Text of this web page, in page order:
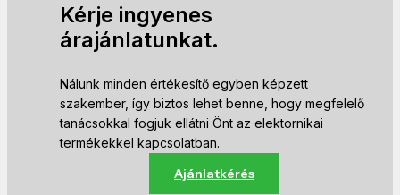
Kérje ingyenes
árajánlatunkat.
Nálunk minden értékesítő egyben képzett
szakember, így biztos lehet benne, hogy megfelelő
tanácsokkal fogjuk ellátni Önt az elektornikai
termékekkel kapcsolatban.
Ajánlatkérés